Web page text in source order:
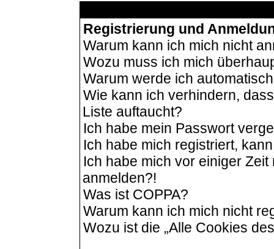
Registrierung und
Warum kann ich mich nicht
Wozu muss ich mich
Warum werde ich
Wie kann ich verhindern,
Liste auftaucht?
Ich habe mein Passwort
Ich habe mich registriert,
Ich habe mich vor einiger
anmelden?!
Was ist COPPA?
Warum kann ich mich nicht
Wozu ist die „Alle Cookies